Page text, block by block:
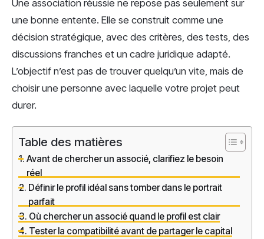
Une association réussie ne repose pas seulement sur
une bonne entente. Elle se construit comme une
décision stratégique, avec des critères, des tests, des
discussions franches et un cadre juridique adapté.
L’objectif n’est pas de trouver quelqu’un vite, mais de
choisir une personne avec laquelle votre projet peut
durer.
Table des matières
Avant de chercher un associé, clarifiez le besoin
réel
Définir le profil idéal sans tomber dans le portrait
parfait
Où chercher un associé quand le profil est clair
Tester la compatibilité avant de partager le capital